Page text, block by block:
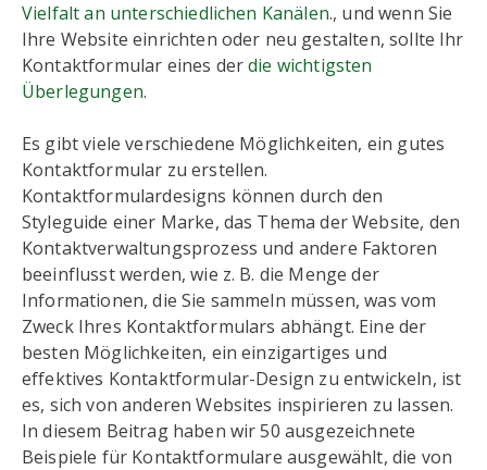
Vielfalt an unterschiedlichen Kanälen., und wenn Sie
Ihre Website einrichten oder neu gestalten, sollte Ihr
Kontaktformular eines derdie wichtigsten
Überlegungen.
Es gibt viele verschiedene Möglichkeiten, ein gutes
Kontaktformular zu erstellen.
Kontaktformulardesigns können durch den
Styleguide einer Marke, das Thema der Website, den
Kontaktverwaltungsprozess und andere Faktoren
beeinflusst werden, wie z. B. die Menge der
Informationen, die Sie sammeln müssen, was vom
Zweck Ihres Kontaktformulars abhängt. Eine der
besten Möglichkeiten, ein einzigartiges und
effektives Kontaktformular-Design zu entwickeln, ist
es, sich von anderen Websites inspirieren zu lassen.
In diesem Beitrag haben wir 50 ausgezeichnete
Beispiele für Kontaktformulare ausgewählt, die von